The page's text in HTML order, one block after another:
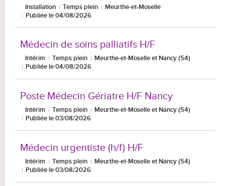
Installation Temps plein
Meurthe-et-Moselle
Publiée le 04/08/2026
Médecin de soins palliatifs H/F
Intérim Temps plein
Meurthe-et-Moselle et Nancy (54)
Publiée le 04/08/2026
Poste Médecin Gériatre H/F Nancy
Intérim Temps plein
Meurthe-et-Moselle et Nancy (54)
Publiée le 03/08/2026
Médecin urgentiste (h/f) H/F
Intérim Temps plein
Meurthe-et-Moselle et Nancy (54)
Publiée le 03/08/2026